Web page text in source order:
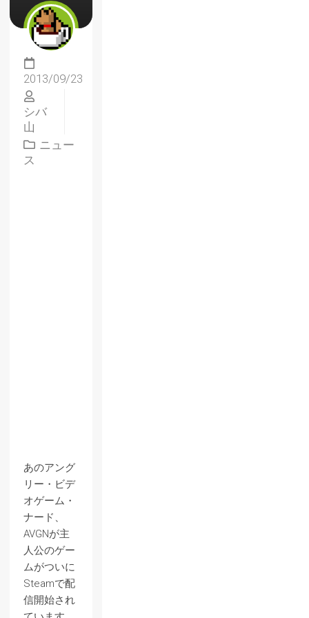
2013/09/23
シバ
山
ニュー
ス
あのアング
リー・ビデ
オゲーム・
ナード、
AVGNが主
人公のゲー
ムがついに
Steamで配
信開始され